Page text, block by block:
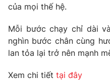
của mọi thế hệ.
Mỗi bước chạy chỉ dài
nghìn bước chân cùng
lan tỏa lại trở nên mạnh
Xem chi tiết tại đây